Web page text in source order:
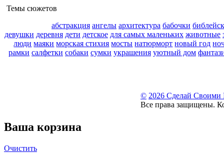
Темы сюжетов
абстракция ангелы архитектура бабочки
девушки деревня дети детское для самых маленьких животные
люди маяки морская стихия мосты натюрморт новый год
рамки салфетки собаки сумки украшения уютный дом
© 2026 Сделай Своими
Все права защищены.
Ваша корзина
Очистить